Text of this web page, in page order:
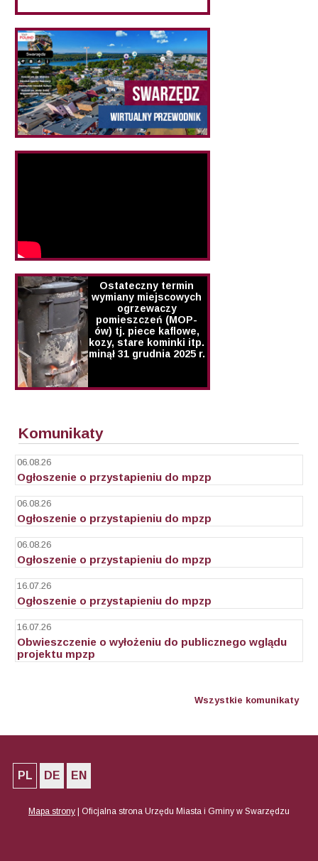
Ostateczny termin
wymiany miejscowych
ogrzewaczy
pomieszczeń (MOP-
ów) tj. piece kaflowe,
kozy, stare kominki itp.
minął 31 grudnia 2025 r.
Komunikaty
06.08.26
Ogłoszenie o przystapieniu do mpzp
06.08.26
Ogłoszenie o przystapieniu do mpzp
06.08.26
Ogłoszenie o przystapieniu do mpzp
16.07.26
Ogłoszenie o przystapieniu do mpzp
16.07.26
Obwieszczenie o wyłożeniu do publicznego wglądu
projektu mpzp
Wszystkie komunikaty
PL DE EN
Mapa strony Oficjalna strona Urzędu Miasta i Gminy w Swarzędzu